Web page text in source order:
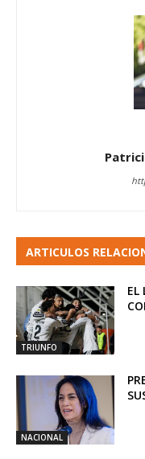
ARTICULOS
TRIUNFO
EL
NACIONAL